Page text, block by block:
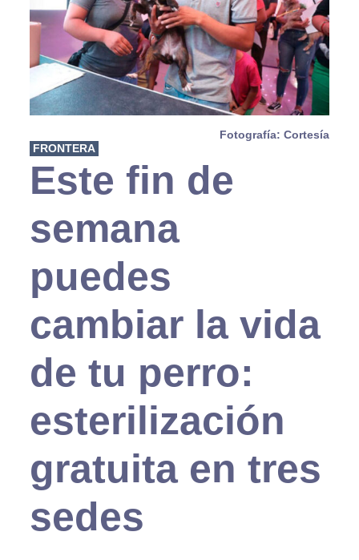
Fotografía: Cortesía
FRONTERA
Este fin de
semana
puedes
cambiar la vida
de tu perro:
esterilización
gratuita en tres
sedes